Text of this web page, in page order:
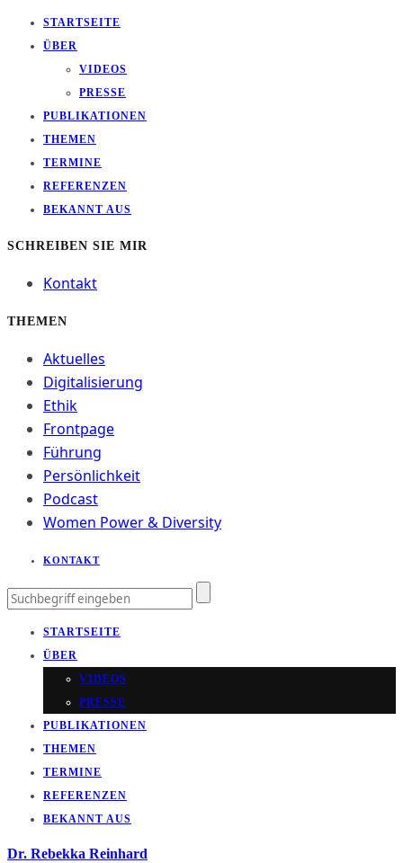
STARTSEITE
ÜBER
VIDEOS
PRESSE
PUBLIKATIONEN
THEMEN
TERMINE
REFERENZEN
BEKANNT AUS
SCHREIBEN SIE MIR
Kontakt
THEMEN
Aktuelles
Digitalisierung
Ethik
Frontpage
Führung
Persönlichkeit
Podcast
Women Power & Diversity
KONTAKT
STARTSEITE
ÜBER
VIDEOS
PRESSE
PUBLIKATIONEN
THEMEN
TERMINE
REFERENZEN
BEKANNT AUS
Dr. Rebekka Reinhard